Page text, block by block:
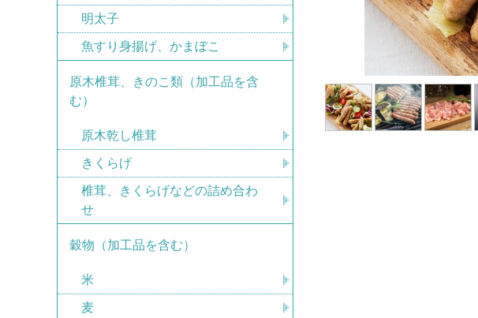
明太子
魚すり身揚げ、かまぼこ
原木椎茸、きのこ類（加工品を含
む）
原木乾し椎茸
きくらげ
椎茸、きくらげなどの詰め合わ
せ
穀物（加工品を含む）
米
麦